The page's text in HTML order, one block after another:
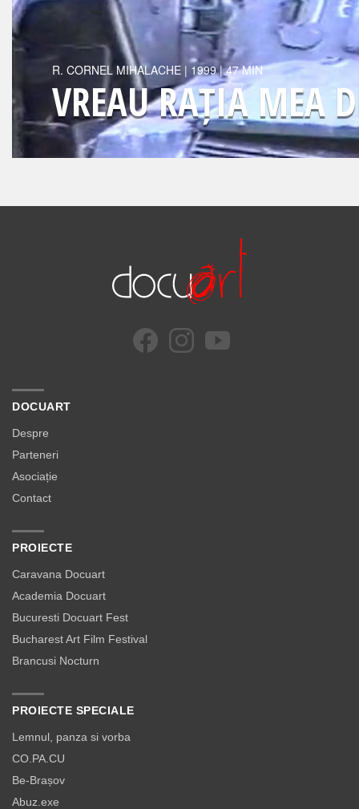
R. CORNEL MIHALACHE | 1999| 47 MIN
VREAU RAȚIA MEA
DOCUART
Despre
Parteneri
Asociație
Contact
PROIECTE
Caravana Docuart
Academia Docuart
Bucuresti Docuart Fest
Bucharest Art Film Festival
Brancusi Nocturn
PROIECTE SPECIALE
Lemnul, panza si vorba
CO.PA.CU
Be-Brașov
Abuz.exe